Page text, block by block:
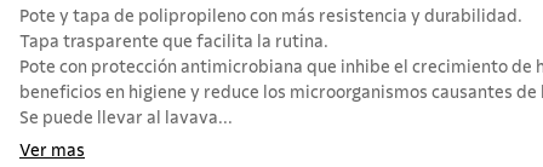
Pote y tapa de polipropileno con más resistencia y durabilidad.
Tapa trasparente que facilita la rutina.
Pote con protección antimicrobiana que inhibe el crecimiento de
beneficios en higiene y reduce los microorganismos causantes
Se puede llevar al lavava...
Ver mas